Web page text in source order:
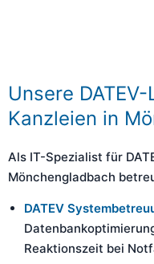
Unsere
Kanzleien in
Als IT-Spezialist für
Mönchengladbach
DATEV
Reaktionszeit bei